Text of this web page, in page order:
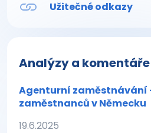
Užitečné odkazy
Analýzy a komentáře
Agenturní zaměstnávání
zaměstnanců v Německu
19.6.2025